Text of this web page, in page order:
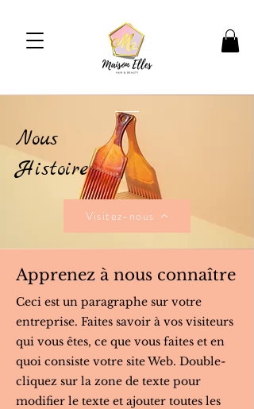
Nous
Histoire
Visitez-nous
Apprenez à nous connaître
Ceci est un paragraphe sur votre
entreprise. Faites savoir à vos visiteurs
qui vous êtes, ce que vous faites et en
quoi consiste votre site Web. Double-
cliquez sur la zone de texte pour
modifier le texte et ajouter toutes les